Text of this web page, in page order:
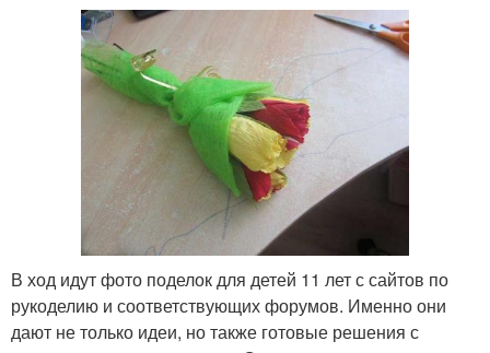
В ход идут фото поделок для детей 11 лет с сайтов по
рукоделию и соответствующих форумов. Именно они
дают не только идеи, но также готовые решения с